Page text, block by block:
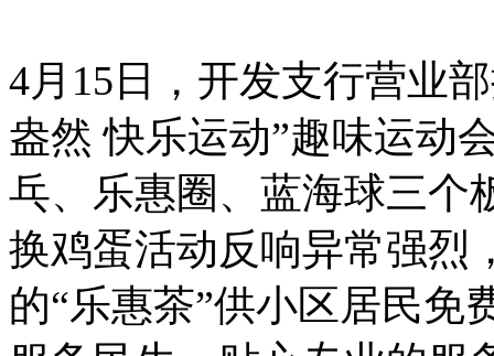
4月15日，开发支行营业
盎然 快乐运动”趣味运动
乓、乐惠圈、蓝海球三个
换鸡蛋活动反响异常强烈
的“乐惠茶”供小区居民免